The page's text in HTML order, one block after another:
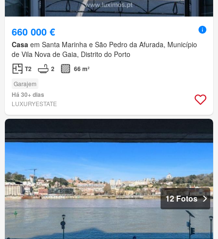
660 000 €
Casa em Santa Marinha e São Pedro da Afurada, Município
de Vila Nova de Gaia, Distrito do Porto
T2 2 66 m²
Garajem
Há 30+ dias
LUXURYESTATE
12 Fotos